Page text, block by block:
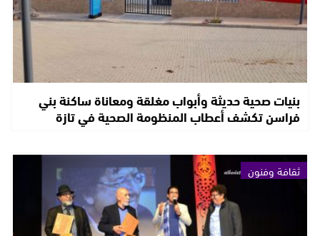
بنيات صحية حديثة وأبواب مغلقة ومعاناة ساكنة بني
فراسن تكشف أعطاب المنظومة الصحية في تازة
ثقافة وفنون